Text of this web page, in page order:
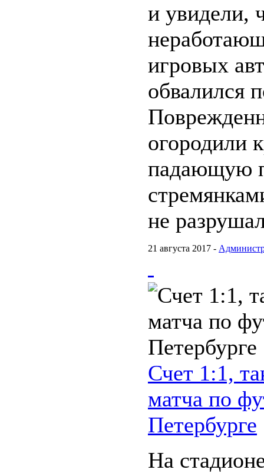
и увидели,
игровых
обвалился
огородили
падающую
не
21 августа 2017 -
Счет 1:1,
матча по
Петербурге
На